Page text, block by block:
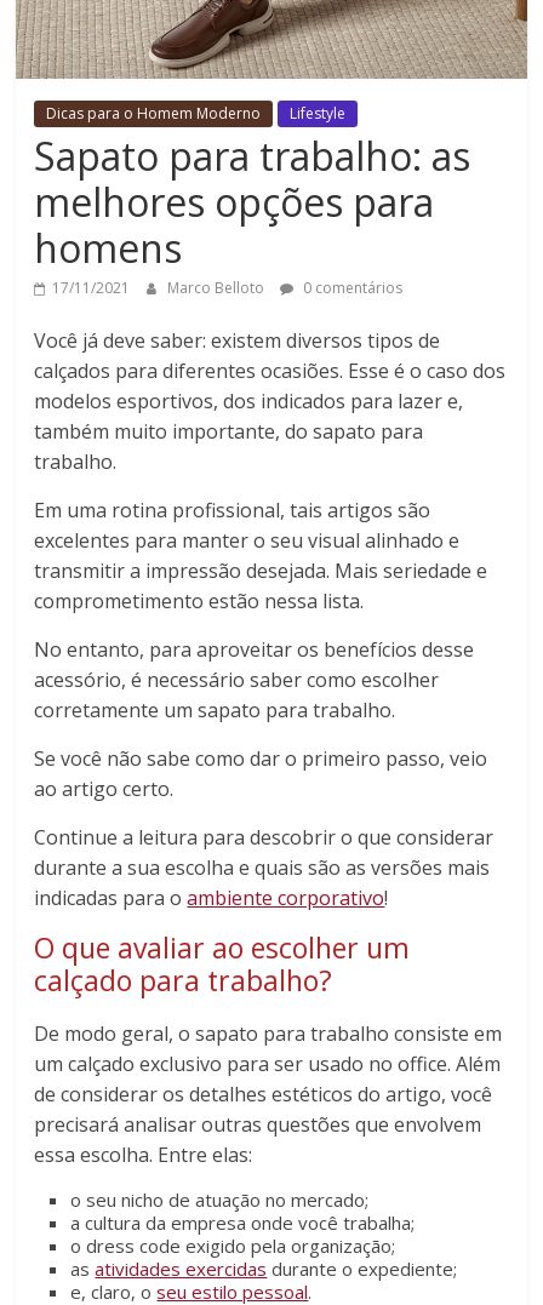
Dicas para o Homem Moderno Lifestyle
Sapato para trabalho: as
melhores opções para
homens
17/11/2021 Marco Belloto 0 comentários
Você já deve saber: existem diversos tipos de
calçados para diferentes ocasiões. Esse é o caso dos
modelos esportivos, dos indicados para lazer e,
também muito importante, do sapato para
trabalho.
Em uma rotina profissional, tais artigos são
excelentes para manter o seu visual alinhado e
transmitir a impressão desejada. Mais seriedade e
comprometimento estão nessa lista.
No entanto, para aproveitar os benefícios desse
acessório, é necessário saber como escolher
corretamente um sapato para trabalho.
Se você não sabe como dar o primeiro passo, veio
ao artigo certo.
Continue a leitura para descobrir o que considerar
durante a sua escolha e quais são as versões mais
indicadas para oambiente corporativo!
O que avaliar ao escolher um
calçado para trabalho?
De modo geral, o sapato para trabalho consiste em
um calçado exclusivo para ser usado no office. Além
de considerar os detalhes estéticos do artigo, você
precisará analisar outras questões que envolvem
essa escolha. Entre elas:
o seu nicho de atuação no mercado;
a cultura da empresa onde você trabalha;
o dress code exigido pela organização;
asatividades exercidas durante o expediente;
e, claro, oseu estilo pessoal.